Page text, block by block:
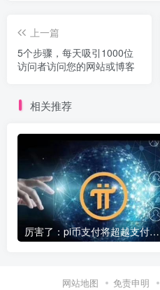
上一篇
5个步骤，每天吸引1000位
访问者访问您的网站或博客
相关推荐
厉害了：pi币支付将超越支付宝微信成为全球第一大支付平台
网站地图 免责申明